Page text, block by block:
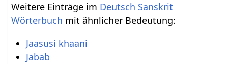
Weitere Einträge im Deutsch Sanskrit
Wörterbuch mit ähnlicher Bedeutung:
Jaasusi khaani
Jabab